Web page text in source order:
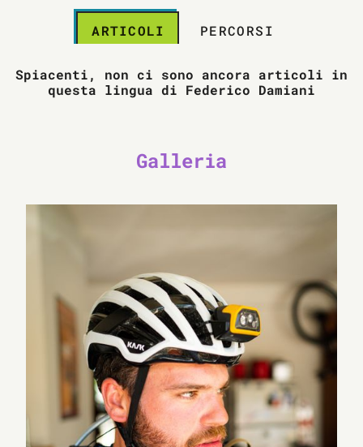
ARTICOLI PERCORSI
Spiacenti, non ci sono ancora articoli in
questa lingua di Federico Damiani
Galleria